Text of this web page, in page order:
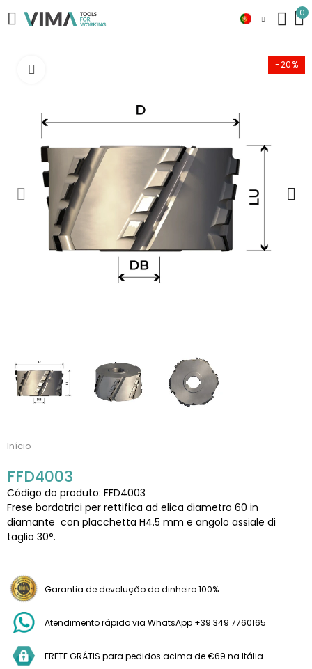
0
-20%
Início
FFD4003
Código do produto: FFD4003
Frese bordatrici per rettifica ad elica diametro 60 in
diamante con placchetta H4.5 mm e angolo assiale di
taglio 30°.
Garantia de devolução do dinheiro 100%
Atendimento rápido via WhatsApp +39 349 7760165
FRETE GRÁTIS para pedidos acima de €69 na Itália